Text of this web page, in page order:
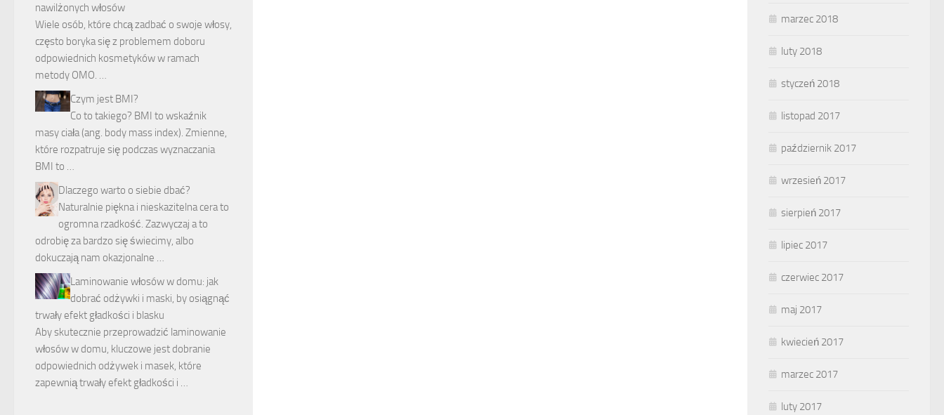
nawilżonych włosów
Wiele osób, które chcą zadbać o swoje włosy,
często boryka się z problemem doboru
odpowiednich kosmetyków w ramach
metody OMO. …
Czym jest BMI?
Co to takiego? BMI to wskaźnik
masy ciała (ang. body mass index). Zmienne,
które rozpatruje się podczas wyznaczania
BMI to …
Dlaczego warto o siebie dbać?
Naturalnie piękna i nieskazitelna cera to
ogromna rzadkość. Zazwyczaj a to
odrobię za bardzo się świecimy, albo
dokuczają nam okazjonalne …
Laminowanie włosów w domu: jak
dobrać odżywki i maski, by osiągnąć
trwały efekt gładkości i blasku
Aby skutecznie przeprowadzić laminowanie
włosów w domu, kluczowe jest dobranie
odpowiednich odżywek i masek, które
zapewnią trwały efekt gładkości i …
marzec 2018
luty 2018
styczeń 2018
listopad 2017
październik 2017
wrzesień 2017
sierpień 2017
lipiec 2017
czerwiec 2017
maj 2017
kwiecień 2017
marzec 2017
luty 2017